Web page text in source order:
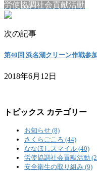
労使協調社会貢献活動
次の記事
第40回 浜名湖クリーン作戦参
2018年6月12日
トピックス カテゴリー
お知らせ (8)
さくらごころ (44)
ななほしスマイル (40)
労使協調社会貢献活動
安全衛生の取り組み (9)